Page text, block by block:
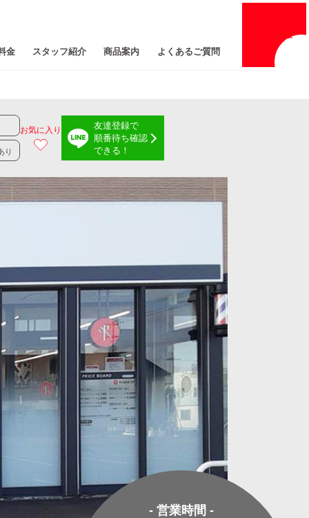
情報
金 スタッフ紹介 商品案内 よくあるご質問
り
お気に入り
友達登録で
順番待ち確認
できる！
- 営業時間 -